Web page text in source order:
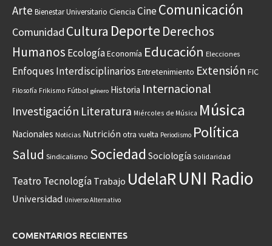
Arte Bienestar Universitario Ciencia CineComunicación
Comunidad Cultura Deporte Derechos
Humanos EcologíaEconomía Educación Elecciones
Enfoques Interdisciplinarios Entretenimiento Extensión FIC
Filosofía Frikismo Fútbol género Historia Internacional
Investigación Literatura Miércoles de Música Música
Nacionales Noticias Nutrición otra vuelta Periodismo Política
Salud Sindicalismo Sociedad Sociología Solidaridad
Teatro Tecnología Trabajo UdelaR UNI Radio
Universidad Universo Alternativo
COMENTARIOS RECIENTES